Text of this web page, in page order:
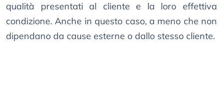
qualità presentati al cliente e la loro effettiva
condizione. Anche in questo caso, a meno che non
dipendano da cause esterne o dallo stesso cliente.